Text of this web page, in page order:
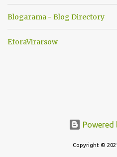
Blogarama - Blog Directory
EforaVirarsow
Powered
Copyright ©